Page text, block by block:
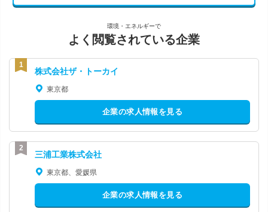
環境・エネルギーで
よく閲覧されている企業
株式会社ザ・トーカイ
東京都
企業の求人情報を見る
三浦工業株式会社
東京都、愛媛県
企業の求人情報を見る